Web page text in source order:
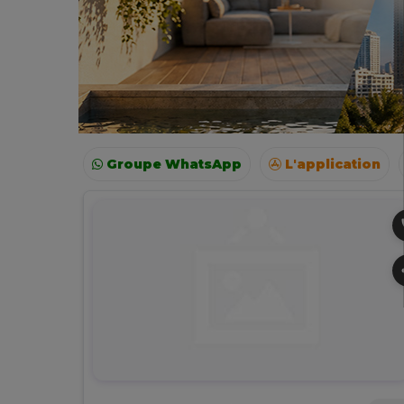
Groupe WhatsApp L'application